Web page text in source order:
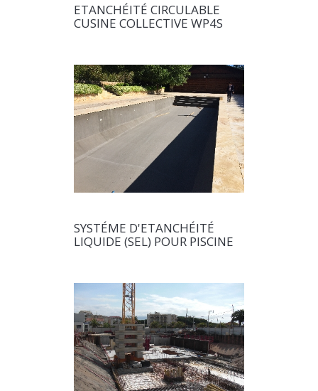
ETANCHÉITÉ CIRCULABLE
CUSINE COLLECTIVE WP4S
SYSTÉME D'ETANCHÉITÉ
LIQUIDE (SEL) POUR PISCINE